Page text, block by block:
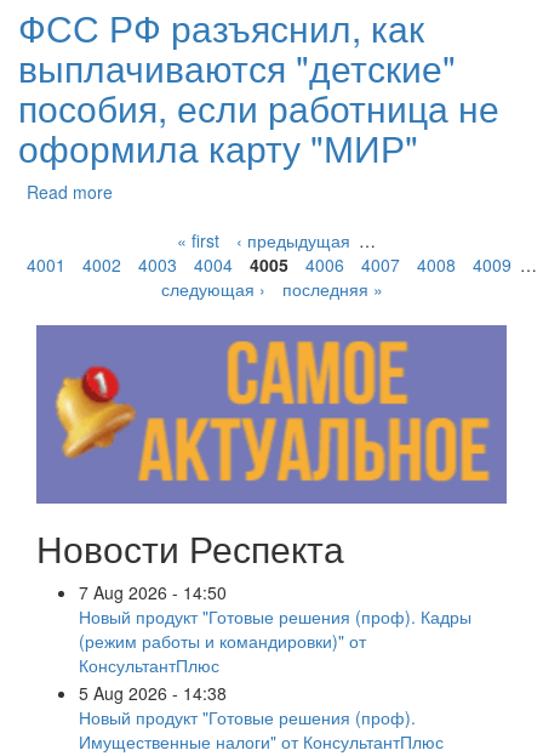
ФСС РФ разъяснил, как
выплачиваются "детские"
пособия, если работница не
оформила карту "МИР"
Read more
« first
‹ предыдущая …
4001
4002 4003 4004 4005 4006 4007 4008 4009 …
следующая ›
последняя »
Новости Респекта
7 Aug 2026 - 14:50
Новый продукт "Готовые решения (проф). Кадры
(режим работы и командировки)" от
КонсультантПлюс
5 Aug 2026 - 14:38
Новый продукт "Готовые решения (проф).
Имущественные налоги" от КонсультантПлюс